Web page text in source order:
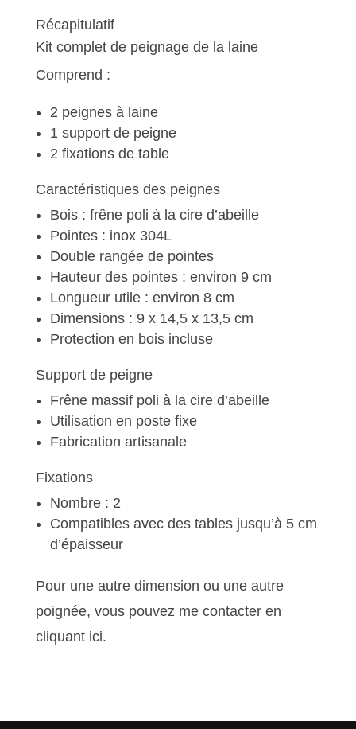
Récapitulatif
Kit complet de peignage de la laine
Comprend :
2 peignes à laine
1 support de peigne
2 fixations de table
Caractéristiques des peignes
Bois : frêne poli à la cire d’abeille
Pointes : inox 304L
Double rangée de pointes
Hauteur des pointes : environ 9 cm
Longueur utile : environ 8 cm
Dimensions : 9 x 14,5 x 13,5 cm
Protection en bois incluse
Support de peigne
Frêne massif poli à la cire d’abeille
Utilisation en poste fixe
Fabrication artisanale
Fixations
Nombre : 2
Compatibles avec des tables jusqu’à 5 cm
d’épaisseur
Pour une autre dimension ou une autre
poignée, vous pouvez me contacter en
cliquant ici.